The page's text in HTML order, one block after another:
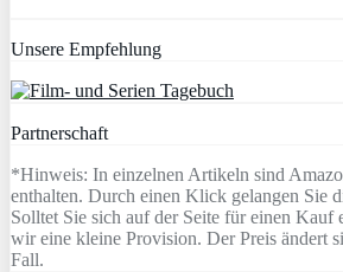
Unsere Empfehlung
Partnerschaft
*Hinweis: In einzelnen Artikeln sind
enthalten. Durch einen Klick gelangen Sie
Solltet Sie sich auf der Seite für einen Kauf
wir eine kleine Provision. Der Preis ändert
Fall.